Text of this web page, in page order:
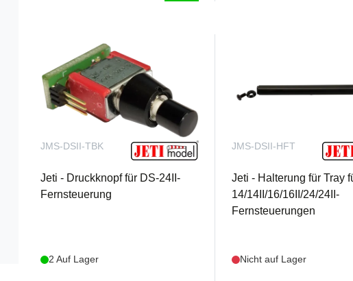
JMS-DSII-TBK
Jeti - Druckknopf für DS-24II-
Fernsteuerung
2 Auf Lager
JMS-DSII-HFT
Jeti - Halterung für Tray
14/14II/16/16II/24/24II-
Fernsteuerungen
Nicht auf Lager